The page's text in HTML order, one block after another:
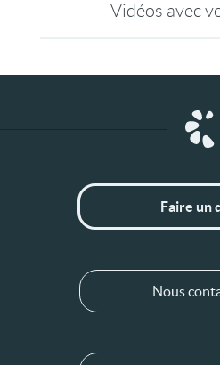
Vidéos avec
Faire un
Nous